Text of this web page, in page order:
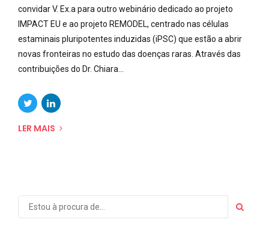
convidar V. Ex.a para outro webinário dedicado ao projeto
IMPACT EU e ao projeto REMODEL, centrado nas células
estaminais pluripotentes induzidas (iPSC) que estão a abrir
novas fronteiras no estudo das doenças raras. Através das
contribuições do Dr. Chiara...
LER MAIS